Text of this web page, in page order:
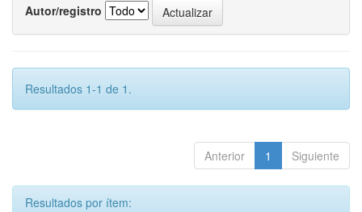
Autor/registro
Resultados 1-1 de 1.
Anterior 1 Siguiente
Resultados por ítem: